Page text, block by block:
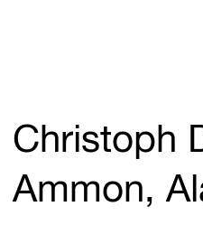
Christoph
Ammon,